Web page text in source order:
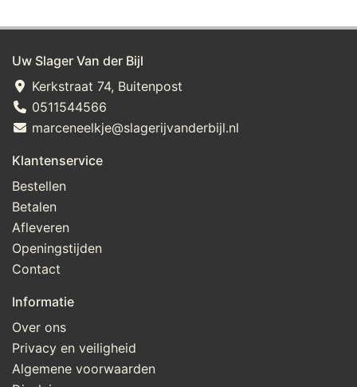
Uw Slager Van der Bijl
Kerkstraat 74, Buitenpost
0511544566
marceneelkje@slagerijvanderbijl.nl
Klantenservice
Bestellen
Betalen
Afleveren
Openingstijden
Contact
Informatie
Over ons
Privacy en veiligheid
Algemene voorwaarden